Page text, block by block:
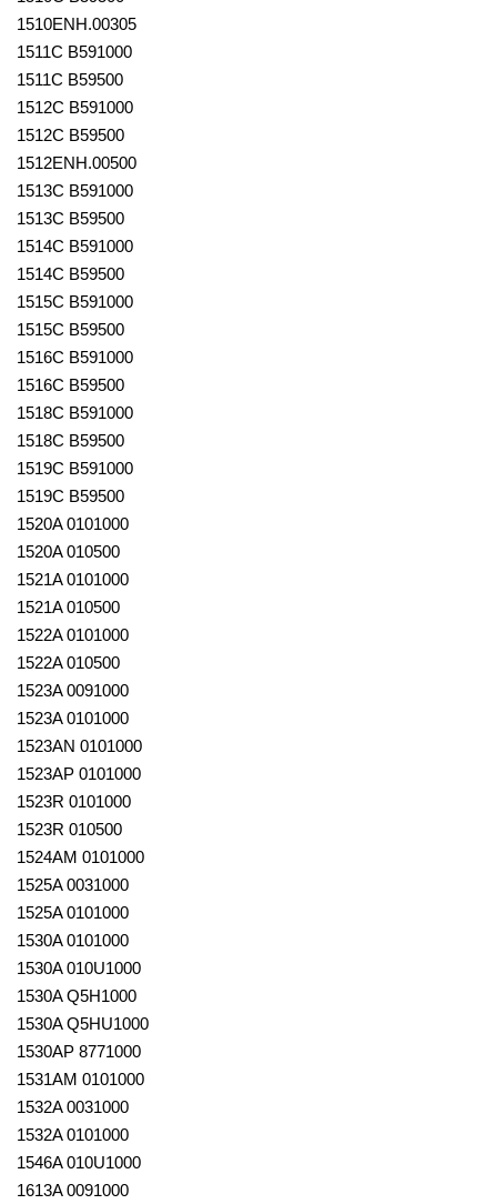
1510ENH.00305
1511C B591000
1511C B59500
1512C B591000
1512C B59500
1512ENH.00500
1513C B591000
1513C B59500
1514C B591000
1514C B59500
1515C B591000
1515C B59500
1516C B591000
1516C B59500
1518C B591000
1518C B59500
1519C B591000
1519C B59500
1520A 0101000
1520A 010500
1521A 0101000
1521A 010500
1522A 0101000
1522A 010500
1523A 0091000
1523A 0101000
1523AN 0101000
1523AP 0101000
1523R 0101000
1523R 010500
1524AM 0101000
1525A 0031000
1525A 0101000
1530A 0101000
1530A 010U1000
1530A Q5H1000
1530A Q5HU1000
1530AP 8771000
1531AM 0101000
1532A 0031000
1532A 0101000
1546A 010U1000
1613A 0091000